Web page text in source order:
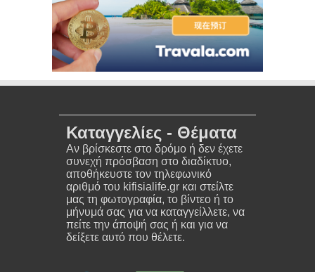
Καταγγελίες - Θέματα
Αν βρίσκεστε στο δρόμο ή δεν έχετε
συνεχή πρόσβαση στο διαδίκτυο,
αποθήκευστε τον τηλεφωνικό
αριθμό του kifisialife.gr και στείλτε
μας τη φωτογραφία, το βίντεο ή το
μήνυμά σας για να καταγγείλλετε, να
πείτε την άποψή σας ή και για να
δείξετε αυτό που θέλετε.